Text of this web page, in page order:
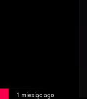
1 miesiąc ago